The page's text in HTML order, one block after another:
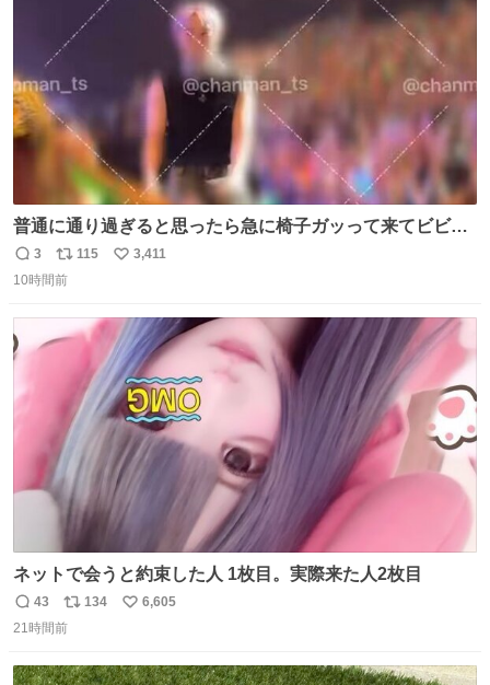
普通に通り過ぎると思ったら急に椅子ガッって来てビビっ
返
信
3
リ
ポ
ト
115
い
数
3,411
10時間前
ネットで会うと約束した人 1枚目。実際来た人2枚目
返
信
43
リ
ポ
ト
134
い
数
6,605
21時間前